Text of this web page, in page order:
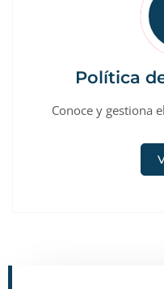
Política
Conoce y gestiona